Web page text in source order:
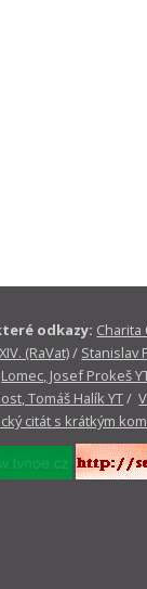
odkazy: Charita
(RaVat)/ Stanislav
Lomec, Josef Prokeš
Tomáš Halík YT/
citát s krátkým